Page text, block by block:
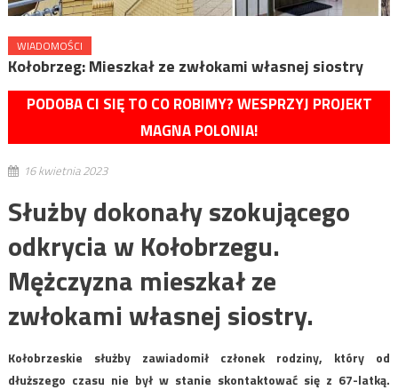
WIADOMOŚCI
Kołobrzeg: Mieszkał ze zwłokami własnej siostry
PODOBA CI SIĘ TO CO ROBIMY? WESPRZYJ PROJEKT
MAGNA POLONIA!
16 kwietnia 2023
Służby dokonały szokującego
odkrycia w Kołobrzegu.
Mężczyzna mieszkał ze
zwłokami własnej siostry.
Kołobrzeskie służby zawiadomił członek rodziny, który od
dłuższego czasu nie był w stanie skontaktować się z 67-latką.